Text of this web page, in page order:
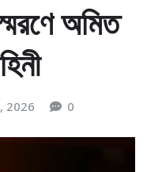
অমিত
2026 0